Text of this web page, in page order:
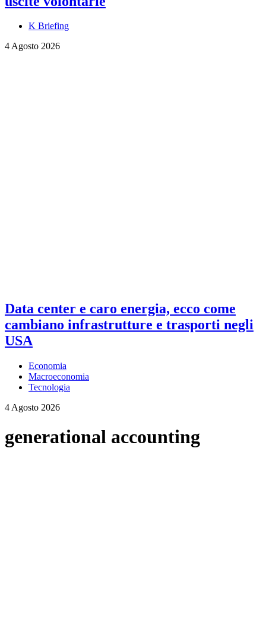
K Briefing
4 Agosto 2026
Data center e caro energia, ecco come
cambiano infrastrutture e trasporti negli
USA
Economia
Macroeconomia
Tecnologia
4 Agosto 2026
generational accounting